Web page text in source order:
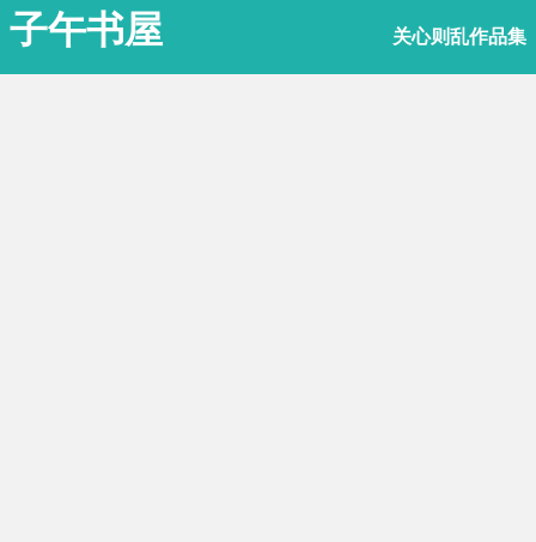
子午书屋 关心则乱作品集